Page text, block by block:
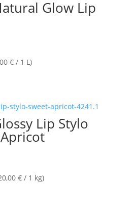
Glow Lip
€/ 1 L)
Lip Stylo
€/ 1 kg)